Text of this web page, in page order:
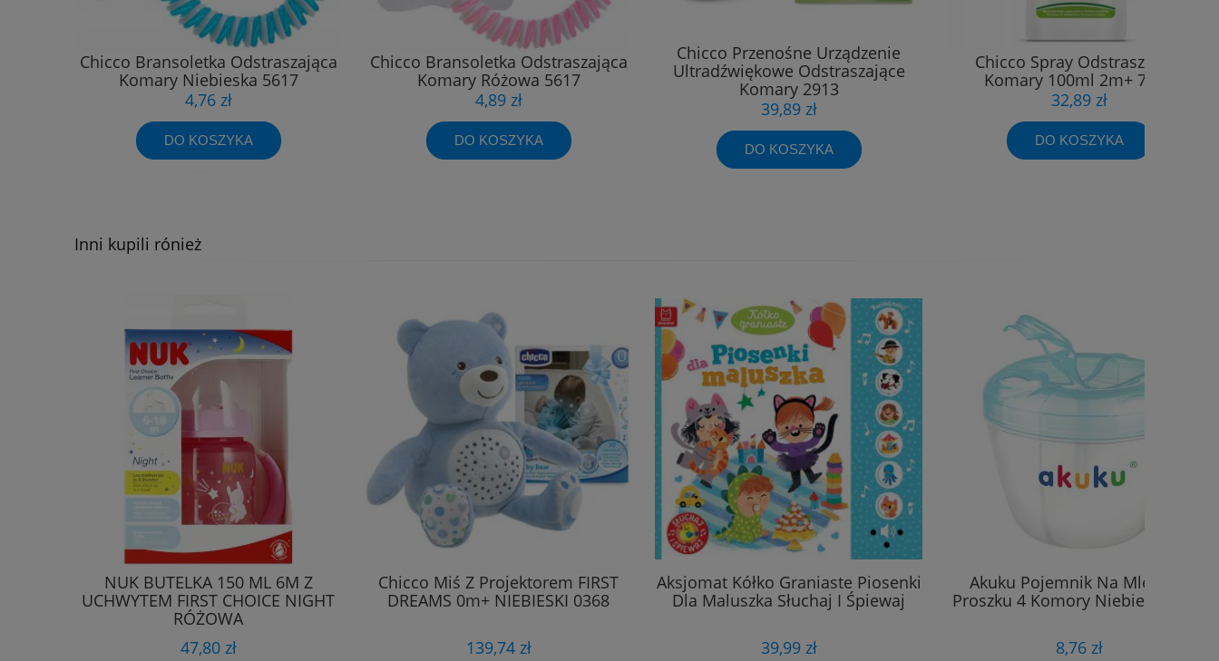
Chicco Bransoletka Odstraszająca
Komary Niebieska 5617
4,76 zł
DO KOSZYKA
Chicco Bransoletka Odstraszająca
Komary Różowa 5617
4,89 zł
DO KOSZYKA
Chicco Przenośne Urządzenie
Ultradźwiękowe Odstraszające
Komary 2913
39,89 zł
DO KOSZYKA
Chicco Spray Odstraszający
Komary 100ml 2m+ 7784
32,89 zł
DO KOSZYKA
Chicco Łagodzący Sztyft Na
Komary Po Ukąszeniu Komara
10ml 2m+ 0897
18,89 zł
DO KOSZYKA
Inni kupili rónież
NUK BUTELKA 150 ML 6M Z
UCHWYTEM FIRST CHOICE NIGHT
RÓŻOWA
47,80 zł
Chicco Miś Z Projektorem FIRST
DREAMS 0m+ NIEBIESKI 0368
139,74 zł
Aksjomat Kółko Graniaste Piosenki
Dla Maluszka Słuchaj I Śpiewaj
39,99 zł
Akuku Pojemnik Na Mleko W
Proszku 4 Komory Niebieski 0461
8,76 zł